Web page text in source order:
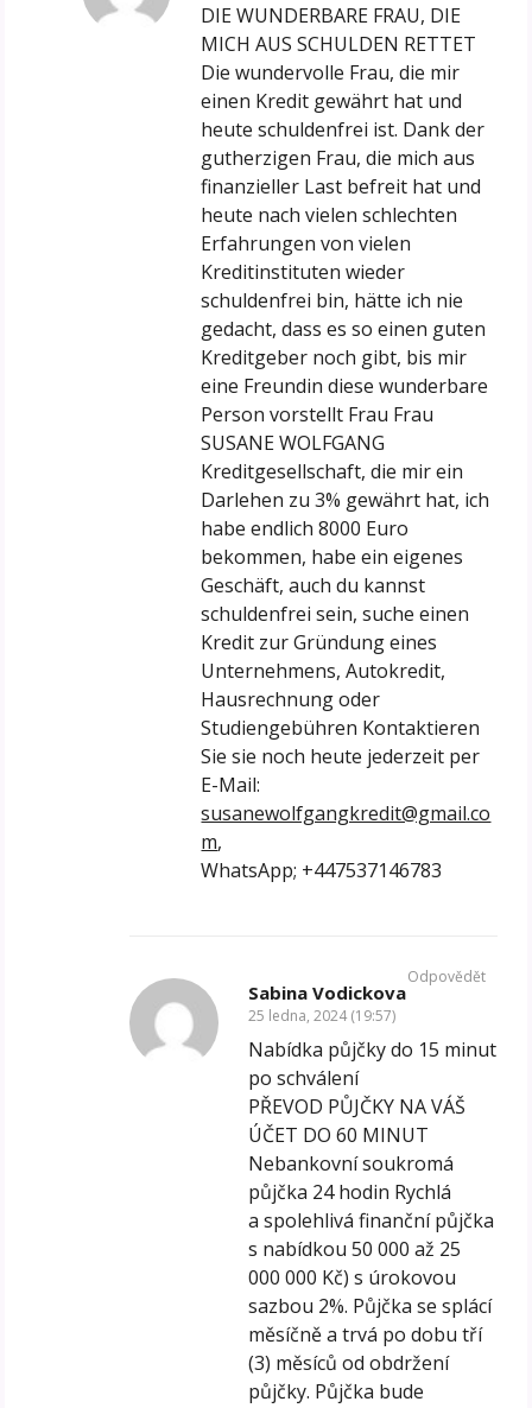
DIE WUNDERBARE FRAU, DIE
MICH AUS SCHULDEN RETTET
Die wundervolle Frau, die mir
einen Kredit gewährt hat und
heute schuldenfrei ist. Dank der
gutherzigen Frau, die mich aus
finanzieller Last befreit hat und
heute nach vielen schlechten
Erfahrungen von vielen
Kreditinstituten wieder
schuldenfrei bin, hätte ich nie
gedacht, dass es so einen guten
Kreditgeber noch gibt, bis mir
eine Freundin diese wunderbare
Person vorstellt Frau Frau
SUSANE WOLFGANG
Kreditgesellschaft, die mir ein
Darlehen zu 3% gewährt hat, ich
habe endlich 8000 Euro
bekommen, habe ein eigenes
Geschäft, auch du kannst
schuldenfrei sein, suche einen
Kredit zur Gründung eines
Unternehmens, Autokredit,
Hausrechnung oder
Studiengebühren Kontaktieren
Sie sie noch heute jederzeit per
E-Mail:
susanewolfgangkredit@gmail.co
m,
WhatsApp; +447537146783
Sabina Vodickova
25 ledna, 2024 (19:57)
Nabídka půjčky do 15 minut
po schválení
PŘEVOD PŮJČKY NA VÁŠ
ÚČET DO 60 MINUT
Nebankovní soukromá
půjčka 24 hodin Rychlá
a spolehlivá finanční půjčka
s nabídkou 50 000 až 25
000 000 Kč) s úrokovou
sazbou 2%. Půjčka se splácí
měsíčně a trvá po dobu tří
(3) měsíců od obdržení
půjčky. Půjčka bude
Odpovědět